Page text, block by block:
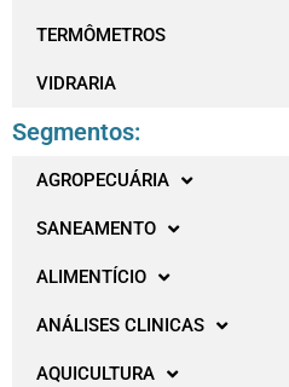
TERMÔMETROS
VIDRARIA
Segmentos:
AGROPECUÁRIA
SANEAMENTO
ALIMENTÍCIO
ANÁLISES CLINICAS
AQUICULTURA